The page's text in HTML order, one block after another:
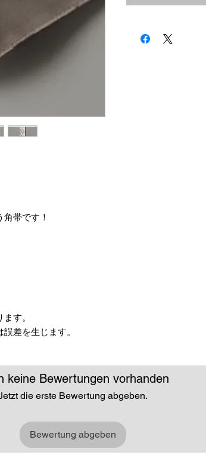
帯です！
す。
差を生じます。
keine Bewertungen vorhanden
die erste Bewertung abgeben.
Bewertung abgeben